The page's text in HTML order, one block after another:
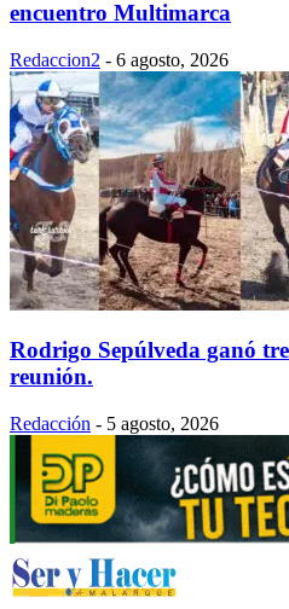
encuentro Multimarca
Redaccion2 - 6 agosto, 2026
Rodrigo Sepúlveda ganó
reunión.
Redacción - 5 agosto, 2026